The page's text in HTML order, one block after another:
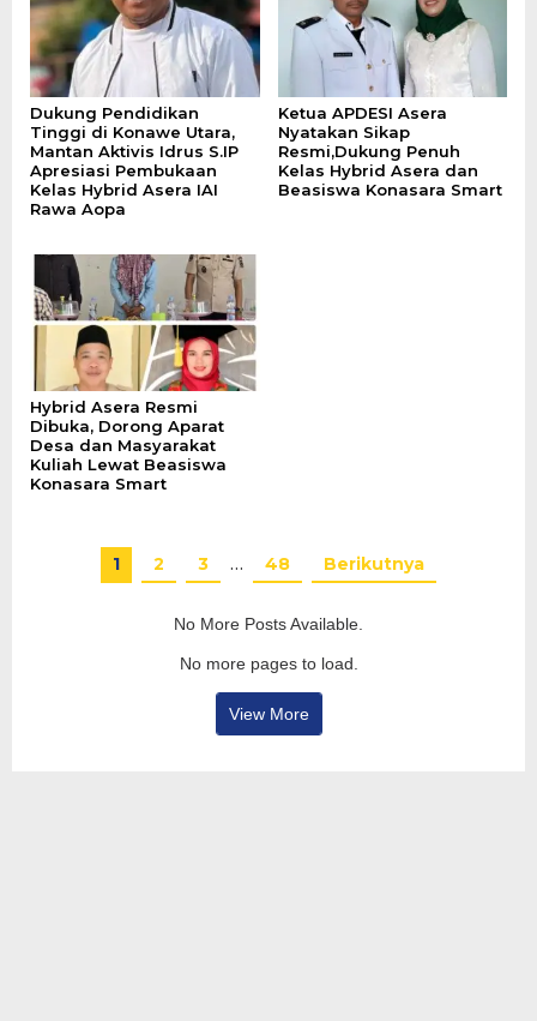
Dukung Pendidikan
Tinggi di Konawe Utara,
Mantan Aktivis Idrus S.IP
Apresiasi Pembukaan
Kelas Hybrid Asera IAI
Rawa Aopa
Ketua APDESI Asera
Nyatakan Sikap
Resmi,Dukung Penuh
Kelas Hybrid Asera dan
Beasiswa Konasara Smart
Hybrid Asera Resmi
Dibuka, Dorong Aparat
Desa dan Masyarakat
Kuliah Lewat Beasiswa
Konasara Smart
1 2 3 … 48 Berikutnya
No More Posts Available.
No more pages to load.
View More